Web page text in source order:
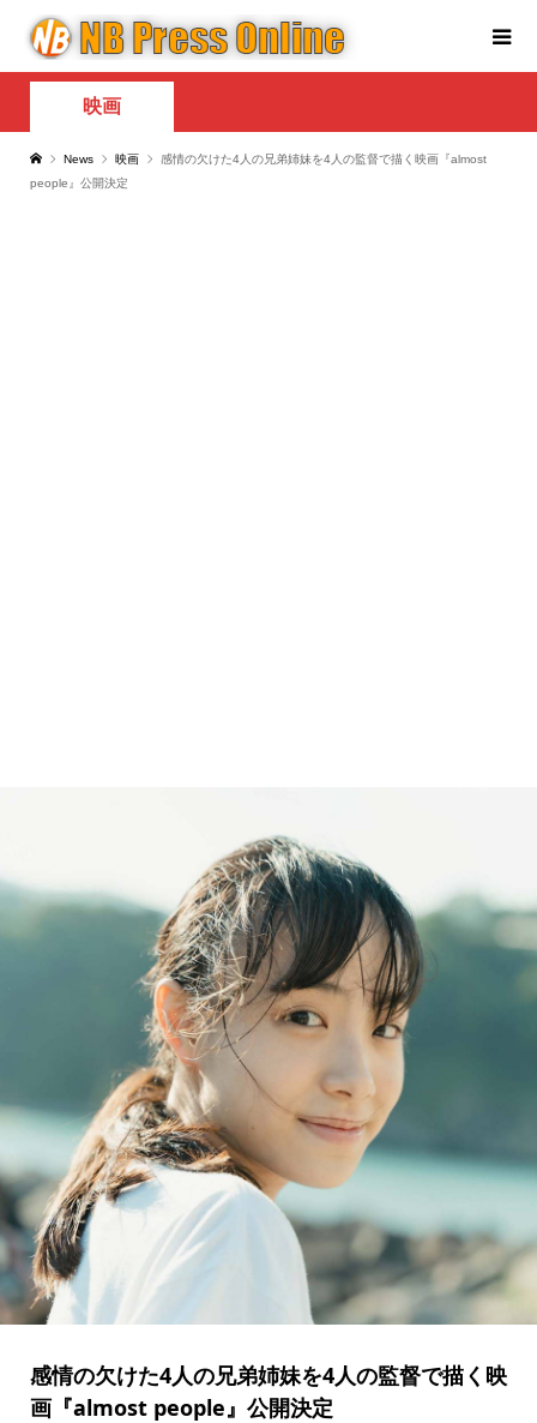
映画
News 映画
感情の欠けた4人の兄弟姉妹を4人の監督で描く映画『almost
people』公開決定
感情の欠けた4人の兄弟姉妹を4人の監督で描く映
画『almost people』公開決定